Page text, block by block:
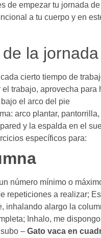
de empezar tu jornada
a tu cuerpo y en
la
cierto tiempo de
el trabajo, aprovecha para
el arco del pie
arco plantar,
y la espalda en el
específicos para:
número mínimo o
repeticiones a realizar;
inhalando alargo la
Inhalo, me
– Gato vaca en